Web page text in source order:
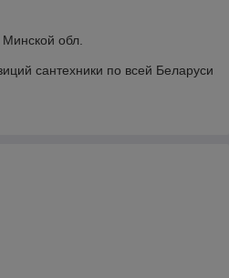
обл.
сантехники по всей Беларуси